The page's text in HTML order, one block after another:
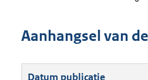
Aanhangsel van